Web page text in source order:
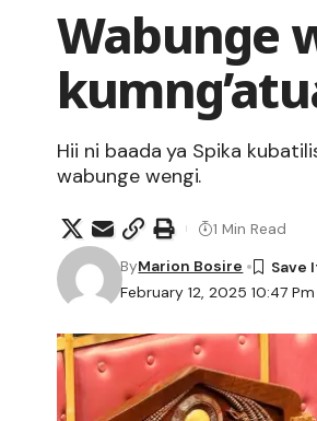
Wabunge
Hii ni baada ya Spika
wabunge wengi.
February 12, 2025 10:47 Pm
ByMarion Bosire
1 Min Read